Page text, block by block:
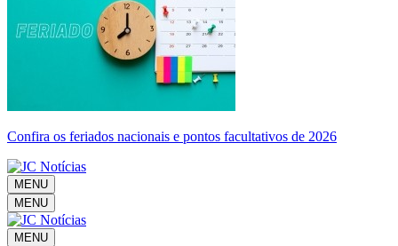
Confira os feriados nacionais e pontos facultativos de 2026
MENU
MENU
MENU